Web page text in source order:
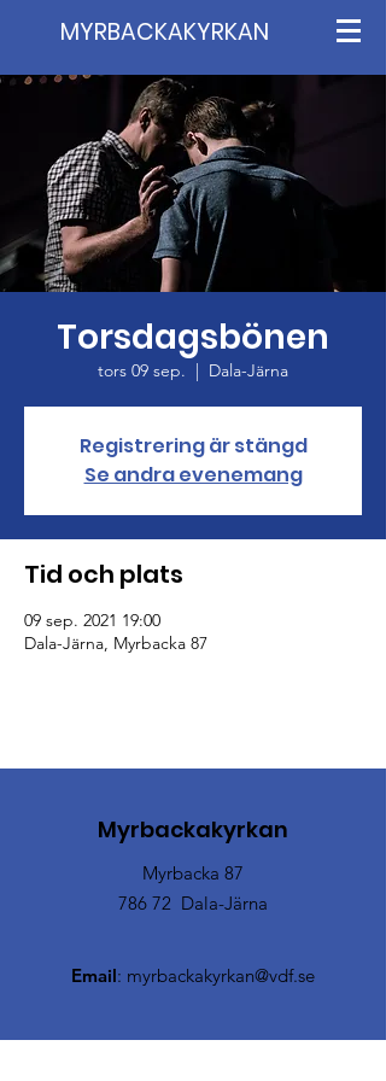
MYRBACKAKYRKAN
Torsdagsbönen
tors 09 sep.
  |
Dala-Järna
Registrering är stängd
Se andra evenemang
Tid och plats
09 sep. 2021 19:00
Dala-Järna, Myrbacka 87
Myrbackakyrkan
Myrbacka 87
786 72 Dala-Järna
Email: myrbackakyrkan@vdf.se